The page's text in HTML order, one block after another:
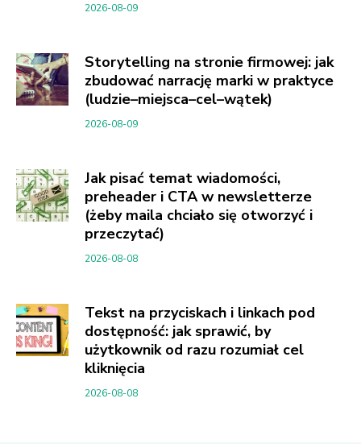
2026-08-09
Storytelling na stronie firmowej: jak
zbudować narrację marki w praktyce
(ludzie–miejsca–cel–wątek)
2026-08-09
Jak pisać temat wiadomości,
preheader i CTA w newsletterze
(żeby maila chciało się otworzyć i
przeczytać)
2026-08-08
Tekst na przyciskach i linkach pod
dostępność: jak sprawić, by
użytkownik od razu rozumiał cel
kliknięcia
2026-08-08